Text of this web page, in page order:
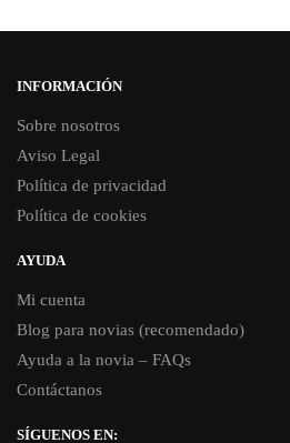
INFORMACIÓN
Sobre nosotros
Aviso Legal
Política de privacidad
Política de cookies
AYUDA
Mi cuenta
Blog para novias (recomendado)
Ayuda a la novia – FAQs
Contáctanos
SÍGUENOS EN: